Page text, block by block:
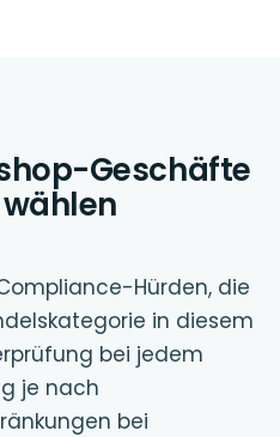
Geschäfte
Hürden, die
in diesem
bei jedem
je nach
bei